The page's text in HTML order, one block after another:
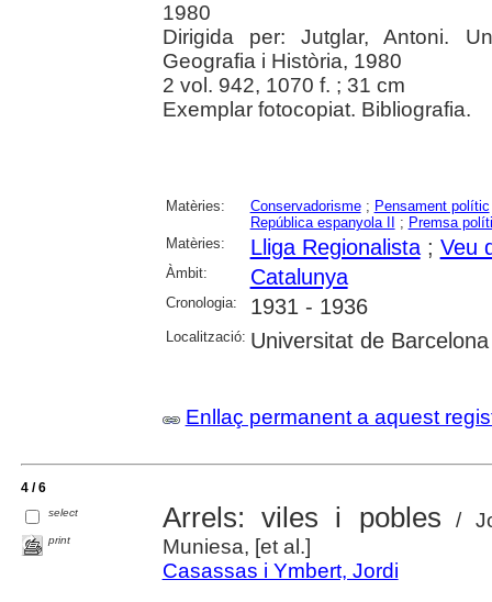
1980
Dirigida per: Jutglar, Antoni.
Geografia i Història, 1980
2 vol. 942, 1070 f. ; 31 cm
Exemplar fotocopiat. Bibliografia.
Matèries: Conservadorisme; Pensament polític
República espanyola II
; Premsa
Matèries:
Lliga Regionalista; Veu
Àmbit: Catalunya
Cronologia: 1931 - 1936
Localització: Universitat de Barcelona
Enllaç permanent a aquest
4 / 6
select
print
Arrels: viles i pobles /
Muniesa, [et al.]
Casassas i Ymbert, Jordi